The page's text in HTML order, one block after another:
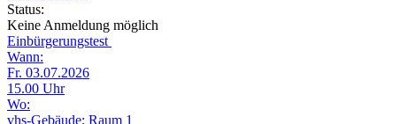
Status:
Keine Anmeldung möglich
Einbürgerungstest
Wann:
Fr. 03.07.2026
15.00 Uhr
Wo:
vhs-Gebäude; Raum 1